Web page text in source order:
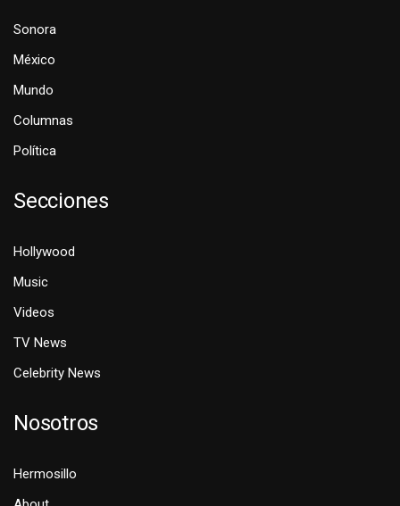
Sonora
México
Mundo
Columnas
Política
Secciones
Hollywood
Music
Videos
TV News
Celebrity News
Nosotros
Hermosillo